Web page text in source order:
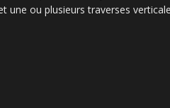
une ou plusieurs traverses